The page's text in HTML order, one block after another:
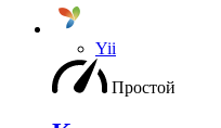
Yii
Простой